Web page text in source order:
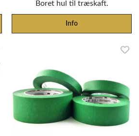
Boret hul til træskaft.
Info